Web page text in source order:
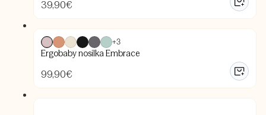
39,90€
+3
Ergobaby nosilka Embrace
99,90€